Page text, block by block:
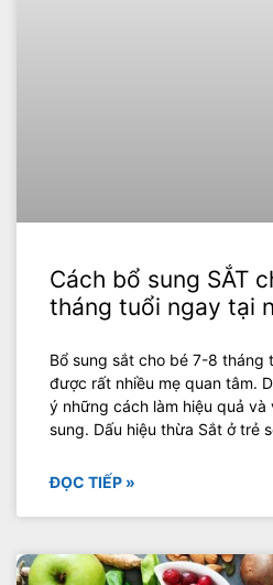
Cách bổ sung SẮT
tháng tuổi ngay tại
Bổ sung sắt cho bé 7-8 tháng
được rất nhiều mẹ quan tâm.
ý những cách làm hiệu quả
sung. Dấu hiệu thừa Sắt ở trẻ
ĐỌC TIẾP »